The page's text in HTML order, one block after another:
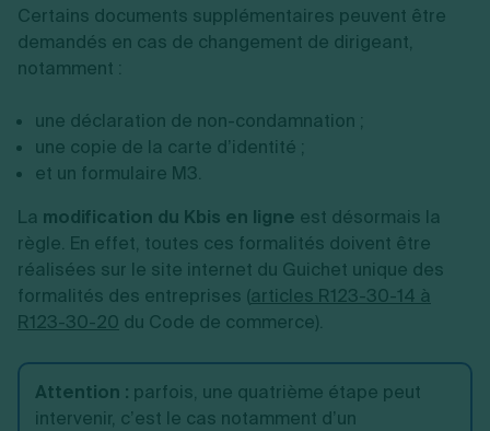
Certains documents supplémentaires peuvent être
demandés en cas de changement de dirigeant,
notamment :
une déclaration de non-condamnation ;
une copie de la carte d’identité ;
et un formulaire M3.
La modification du Kbis en ligne est désormais la
règle. En effet, toutes ces formalités doivent être
réalisées sur le site internet du Guichet unique des
formalités des entreprises (articles R123-30-14 à
R123-30-20 du Code de commerce).
Attention : parfois, une quatrième étape peut
intervenir, c’est le cas notamment d’un